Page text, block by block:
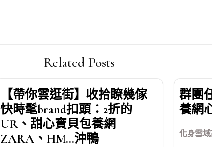
Related Posts
【帶你雲逛街】收拾瞭幾傢
快時髦brand扣頭：2折的
UR、甜心寶貝包養網
ZARA、HM…沖鴨
群團
養網
化身雪